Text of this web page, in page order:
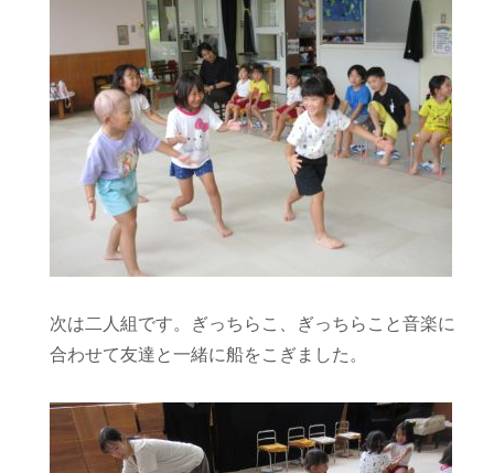
次は二人組です。ぎっちらこ、ぎっちらこと音楽に
合わせて友達と一緒に船をこぎました。